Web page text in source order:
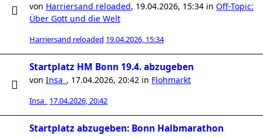
von Harriersand reloaded, 19.04.2026, 15:34 in Off-Topic:
Über Gott und die Welt
Harriersand reloaded 19.04.2026, 15:34
Startplatz HM Bonn 19.4. abzugeben
von Insa_ , 17.04.2026, 20:42 in Flohmarkt
Insa_ 17.04.2026, 20:42
Startplatz abzugeben: Bonn Halbmarathon